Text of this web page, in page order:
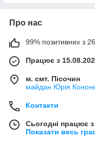
Про нас
99% позитивних з
Працює з
м. смт. Пісочин
майдан Юрія
Контакти
Сьогодні працює
Показати весь